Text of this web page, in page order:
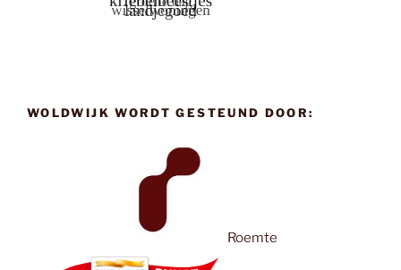
WOLDWIJK WORDT GESTEUND DOOR:
Roemte